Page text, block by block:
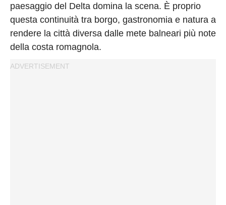
paesaggio del Delta domina la scena. È proprio
questa continuità tra borgo, gastronomia e natura a
rendere la città diversa dalle mete balneari più note
della costa romagnola.